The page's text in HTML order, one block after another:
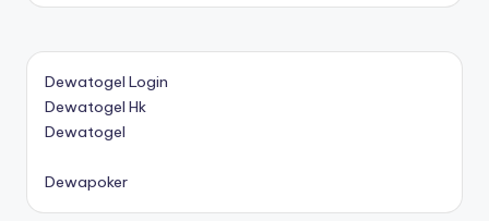
Dewatogel Login
Dewatogel Hk
Dewatogel
o
Dewapoker